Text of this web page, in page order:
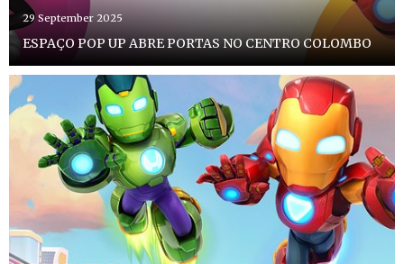
29 September 2025
ESPAÇO POP UP ABRE PORTAS NO CENTRO COLOMBO